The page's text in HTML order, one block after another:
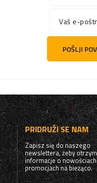
Vaš e-
POŠLJI
PRIDRUŽI SE NAM
Zapisz się do naszego
newslettera, żeby
informacje o
promocjach na bieżąco.